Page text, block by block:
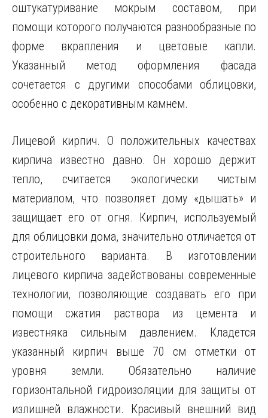
оштукатуривание мокрым составом, при
помощи которого получаются разнообразные по
форме вкрапления и цветовые капли.
Указанный метод оформления фасада
сочетается с другими способами облицовки,
особенно с декоративным камнем.
Лицевой кирпич. О положительных качествах
кирпича известно давно. Он хорошо держит
тепло, считается экологически чистым
материалом, что позволяет дому «дышать» и
защищает его от огня. Кирпич, используемый
для облицовки дома, значительно отличается от
строительного варианта. В изготовлении
лицевого кирпича задействованы современные
технологии, позволяющие создавать его при
помощи сжатия раствора из цемента и
известняка сильным давлением. Кладется
указанный кирпич выше 70 см отметки от
уровня земли. Обязательно наличие
горизонтальной гидроизоляции для защиты от
излишней влажности. Красивый внешний вид